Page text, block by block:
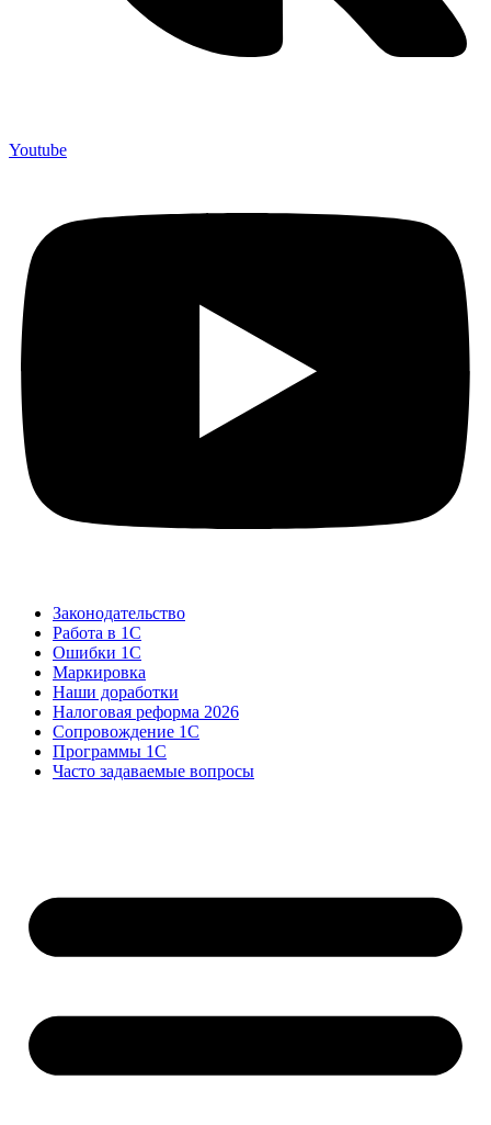
Youtube
Законодательство
Работа в 1С
Ошибки 1С
Маркировка
Наши доработки
Налоговая реформа 2026
Сопровождение 1С
Программы 1С
Часто задаваемые вопросы